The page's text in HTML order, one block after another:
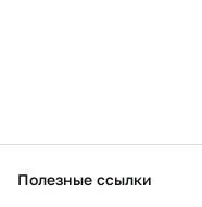
Полезные ссылки